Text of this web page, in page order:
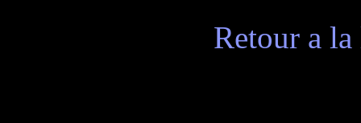
Retour a la